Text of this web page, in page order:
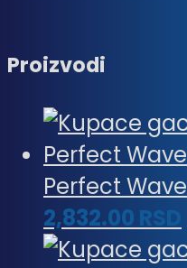
Proizvodi
Perfect Wave
2,832.00 RSD